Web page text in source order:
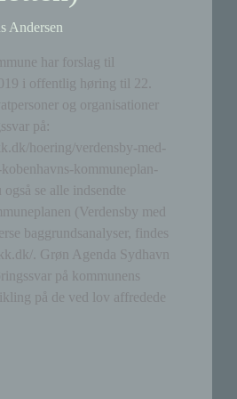
Andersen
har forslag til
i offentlig høring til 22.
og organisationer
på:
hoering/verdensby-med-
kommuneplan-
se alle indsendte
(Verdensby med
baggrundsanalyser, findes
. Grøn Agenda Sydhavn
på kommunens
på de ved lov affredede